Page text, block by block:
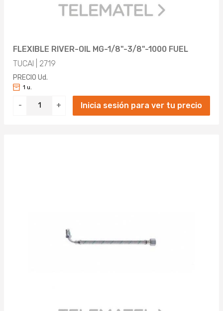
FLEXIBLE RIVER-OIL MG-1/8"-3/8"-1000 FUEL
TUCAI | 2719
PRECIO Ud.
- +
1 u.
Inicia sesión para ver tu precio